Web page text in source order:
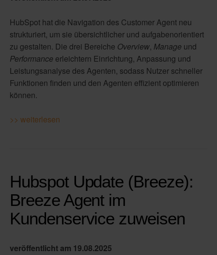
HubSpot hat die Navigation des Customer Agent neu
strukturiert, um sie übersichtlicher und aufgabenorientiert
zu gestalten. Die drei Bereiche Overview, Manage und
Performance erleichtern Einrichtung, Anpassung und
Leistungsanalyse des Agenten, sodass Nutzer schneller
Funktionen finden und den Agenten effizient optimieren
können.
>> weiterlesen
Hubspot Update (Breeze):
Breeze Agent im
Kundenservice zuweisen
veröffentlicht am 19.08.2025